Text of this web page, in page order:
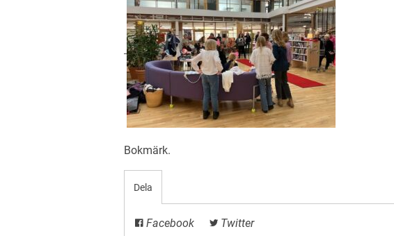
Bokmärk.
Dela
Facebook Twitter